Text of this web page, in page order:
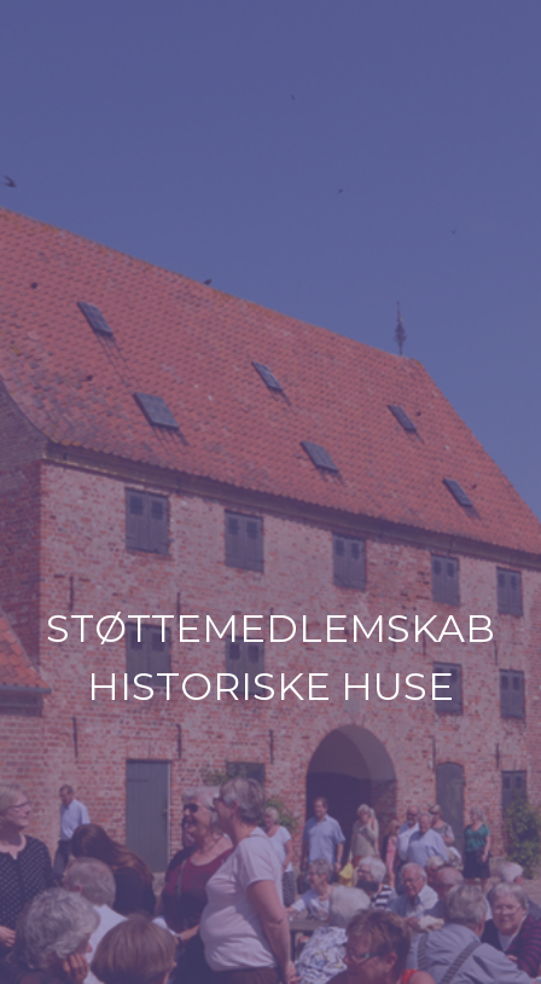
STØTTEMEDLEMSKAB
HISTORISKE HUSE